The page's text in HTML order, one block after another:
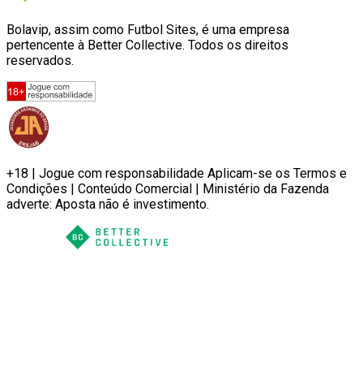
Bolavip, assim como Futbol Sites, é uma empresa
pertencente à Better Collective. Todos os direitos
reservados.
+18 | Jogue com responsabilidade Aplicam-se os Termos e
Condições | Conteúdo Comercial | Ministério da Fazenda
adverte: Aposta não é investimento.